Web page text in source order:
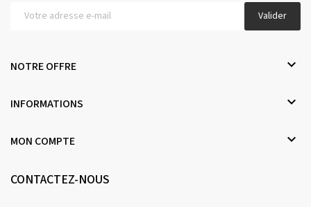
Valider
NOTRE OFFRE 
INFORMATIONS 
MON COMPTE 
CONTACTEZ-NOUS